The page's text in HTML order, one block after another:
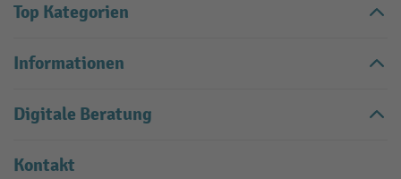
Top Kategorien
Informationen
Digitale Beratung
Kontakt